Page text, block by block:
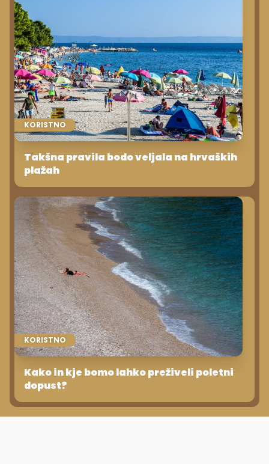
KORISTNO
Takšna pravila bodo veljala na hrvaških
plažah
KORISTNO
Kako in kje bomo lahko preživeli poletni
dopust?